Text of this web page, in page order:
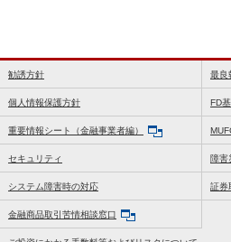
勧誘方針 最良
個人情報保護方針 FD
重要情報シート（金融事業者編）
セキュリティ 障害
システム障害時の対応 証券
金融商品取引苦情相談窓口